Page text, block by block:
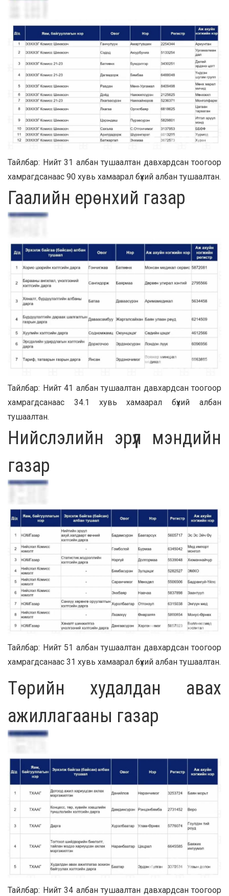
Тайлбар: Нийт 31 албан тушаалтан давхардсан тоогоор
хамрагдсанаас 90 хувь хамаарал бүхий албан тушаалтан.
Гаалийн ерөнхий газар
Тайлбар: Нийт 41 албан тушаалтан давхардсан тоогоор
хамрагдсанаас 34.1 хувь хамаарал бүхий албан
тушаалтан.
Нийслэлийн эрүүл мэндийн
газар
Тайлбар: Нийт 51 албан тушаалтан давхардсан тоогоор
хамрагдсанаас 31 хувь хамаарал бүхий албан тушаалтан.
Төрийн худалдан авах
ажиллагааны газар
Тайлбар: Нийт 34 албан тушаалтан давхардсан тоогоор